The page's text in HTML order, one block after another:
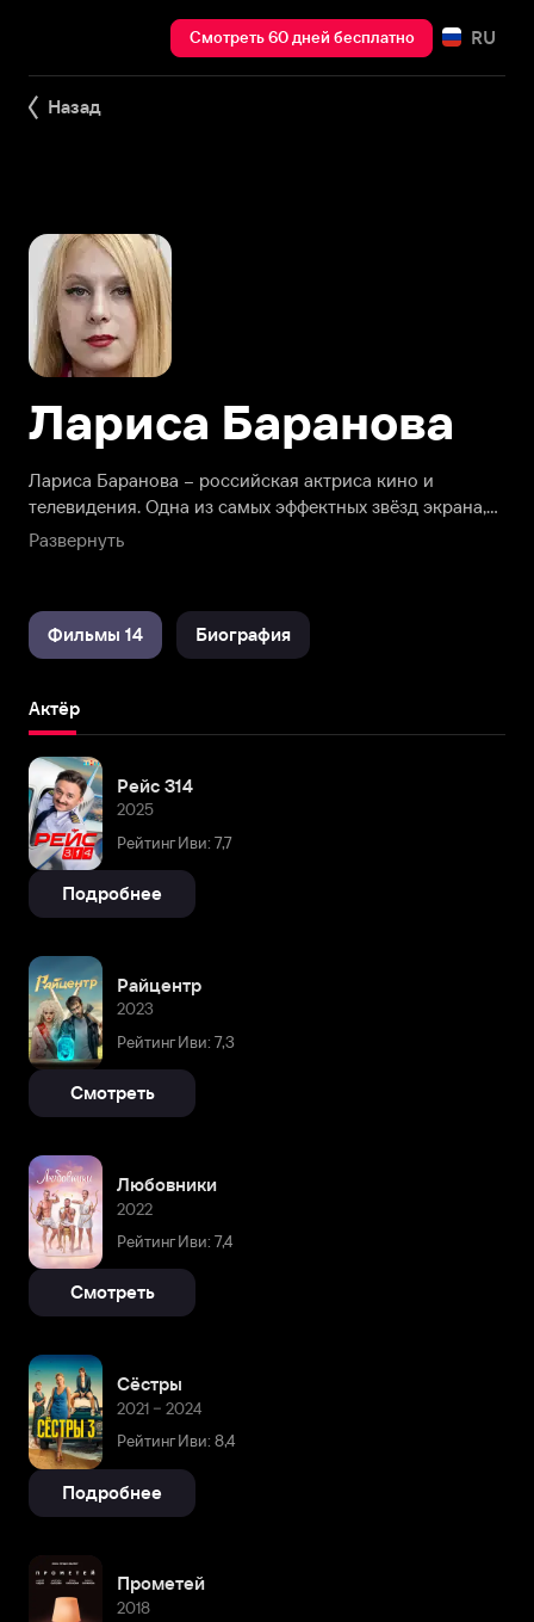
Смотреть 60 дней бесплатно RU
Назад
Лариса Баранова
Лариса Баранова – российская актриса кино и
телевидения. Одна из самых эффектных звёзд экрана,
она прославилась своим участием в огромном
(2020), «Сёстры» (2021), «Райцентр» (2023).
Развернуть
Фильмы 14 Биография
Актёр
Рейс 314
2025
Рейтинг Иви: 7,7
Подробнее
Райцентр
2023
Рейтинг Иви: 7,3
Смотреть
Любовники
2022
Рейтинг Иви: 7,4
Смотреть
Сёстры
2021 – 2024
Рейтинг Иви: 8,4
Подробнее
Прометей
2018